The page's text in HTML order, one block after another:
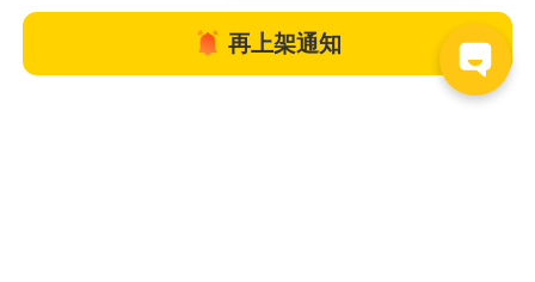
再上架通知
關於TapNow |TapNow Blog |加入成為合作夥伴|網站條款 |幫助